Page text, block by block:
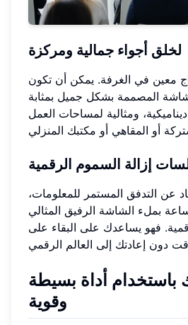
لخلق أجواء جمالية ومركزة
معين في الغرفة. يمكن أن تكون
المصممة بشكل جميل بمثابة
ومثالية لمساحات العمل
إزالة السموم الرقمية
عن التدفق المستمر للمعلومات،
بملء الشاشة الرفيق المثالي
فهو يساعدك على البقاء على
باستخدام أداة بسيطة
وقوية